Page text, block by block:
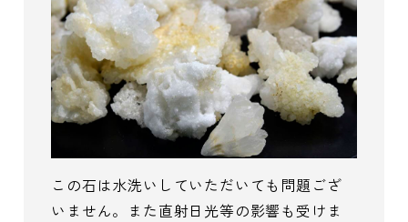
この石は水洗いしていただいても問題ござ
いません。また直射日光等の影響も受けま